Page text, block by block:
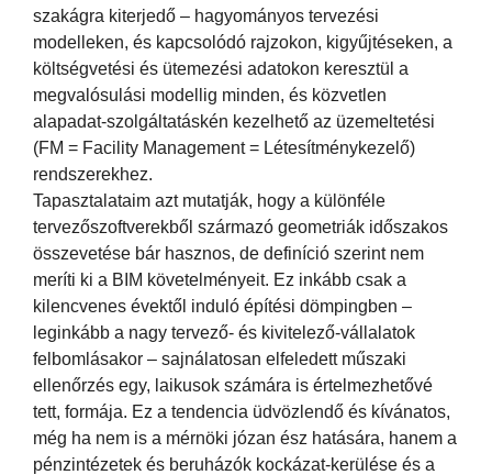
szakágra kiterjedő – hagyományos tervezési
modelleken, és kapcsolódó rajzokon, kigyűjtéseken, a
költségvetési és ütemezési adatokon keresztül a
megvalósulási modellig minden, és közvetlen
alapadat-szolgáltatáskén kezelhető az üzemeltetési
(FM = Facility Management = Létesítménykezelő)
rendszerekhez.
Tapasztalataim azt mutatják, hogy a különféle
tervezőszoftverekből származó geometriák időszakos
összevetése bár hasznos, de definíció szerint nem
meríti ki a BIM követelményeit. Ez inkább csak a
kilencvenes évektől induló építési dömpingben –
leginkább a nagy tervező- és kivitelező-vállalatok
felbomlásakor – sajnálatosan elfeledett műszaki
ellenőrzés egy, laikusok számára is értelmezhetővé
tett, formája. Ez a tendencia üdvözlendő és kívánatos,
még ha nem is a mérnöki józan ész hatására, hanem a
pénzintézetek és beruházók kockázat-kerülése és a